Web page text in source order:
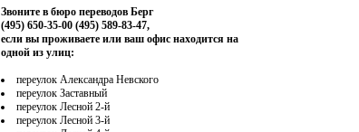
Звоните в бюро переводов Берг
(495) 650-35-00 (495) 589-83-47,
если вы проживаете или ваш офис находится на
одной из улиц:
переулок Александра Невского
переулок Заставный
переулок Лесной 2-й
переулок Лесной 3-й